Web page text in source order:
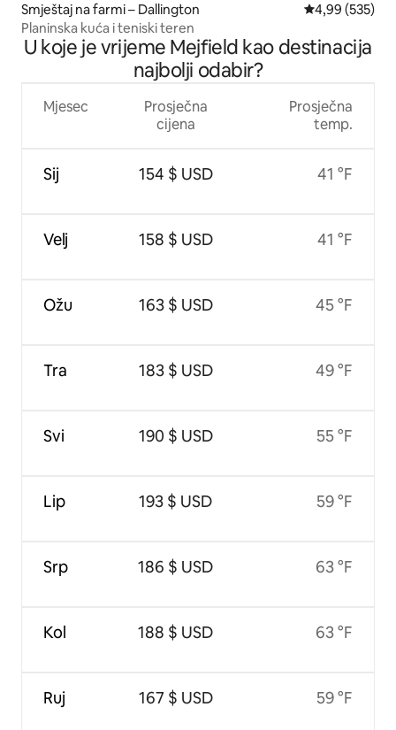
Smještaj na farmi – Dallington Prosječna
4,99 (535)
Planinska kuća i teniski teren
U koje je vrijeme Mejfield kao destinacija
najbolji odabir?
Mjesec
Sij
Velj
Ožu
Tra
Svi
Lip
Srp
Kol
Ruj
Prosječna
cijena
154 $ USD
158 $ USD
163 $ USD
183 $ USD
190 $ USD
193 $ USD
186 $ USD
188 $ USD
167 $ USD
Prosječna
temp.
41 °F
41 °F
45 °F
49 °F
55 °F
59 °F
63 °F
63 °F
59 °F